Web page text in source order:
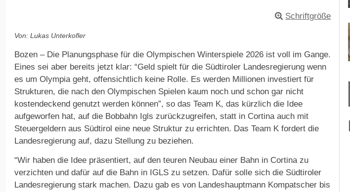
Schriftgröße
Von: Lukas Unterkofler
Bozen – Die Planungsphase für die Olympischen Winterspiele 2026 ist voll im Gange.
Eines sei aber bereits jetzt klar: “Geld spielt für die Südtiroler Landesregierung wenn
es um Olympia geht, offensichtlich keine Rolle. Es werden Millionen investiert für
Strukturen, die nach den Olympischen Spielen kaum noch und schon gar nicht
kostendeckend genutzt werden können”, so das Team K, das kürzlich die Idee
aufgeworfen hat, auf die Bobbahn Igls zurückzugreifen, statt in Cortina auch mit
Steuergeldern aus Südtirol eine neue Struktur zu errichten. Das Team K fordert die
Landesregierung auf, dazu Stellung zu beziehen.
“Wir haben die Idee präsentiert, auf den teuren Neubau einer Bahn in Cortina zu
verzichten und dafür auf die Bahn in IGLS zu setzen. Dafür solle sich die Südtiroler
Landesregierung stark machen. Dazu gab es von Landeshauptmann Kompatscher bis